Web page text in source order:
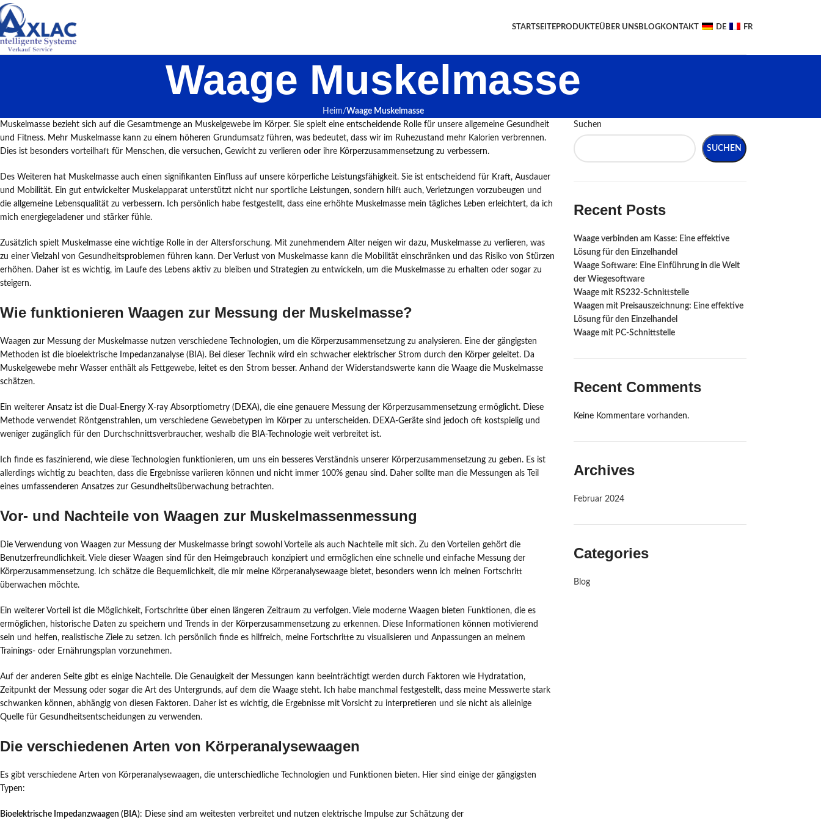
STARTSEITEPRODUKTEÜBER UNSBLOGKONTAKT DE FR
Waage Muskelmasse
Heim Waage Muskelmasse
Muskelmasse bezieht sich auf die Gesamtmenge an Muskelgewebe im Körper. Sie spielt eine entscheidende Rolle für unsere allgemeine Gesundheit
und Fitness. Mehr Muskelmasse kann zu einem höheren Grundumsatz führen, was bedeutet, dass wir im Ruhezustand mehr Kalorien verbrennen.
Dies ist besonders vorteilhaft für Menschen, die versuchen, Gewicht zu verlieren oder ihre Körperzusammensetzung zu verbessern.
Des Weiteren hat Muskelmasse auch einen signifikanten Einfluss auf unsere körperliche Leistungsfähigkeit. Sie ist entscheidend für Kraft, Ausdauer
und Mobilität. Ein gut entwickelter Muskelapparat unterstützt nicht nur sportliche Leistungen, sondern hilft auch, Verletzungen vorzubeugen und
die allgemeine Lebensqualität zu verbessern. Ich persönlich habe festgestellt, dass eine erhöhte Muskelmasse mein tägliches Leben erleichtert, da ich
mich energiegeladener und stärker fühle.
Zusätzlich spielt Muskelmasse eine wichtige Rolle in der Altersforschung. Mit zunehmendem Alter neigen wir dazu, Muskelmasse zu verlieren, was
zu einer Vielzahl von Gesundheitsproblemen führen kann. Der Verlust von Muskelmasse kann die Mobilität einschränken und das Risiko von Stürzen
erhöhen. Daher ist es wichtig, im Laufe des Lebens aktiv zu bleiben und Strategien zu entwickeln, um die Muskelmasse zu erhalten oder sogar zu
steigern.
Wie funktionieren Waagen zur Messung der Muskelmasse?
Waagen zur Messung der Muskelmasse nutzen verschiedene Technologien, um die Körperzusammensetzung zu analysieren. Eine der gängigsten
Methoden ist die bioelektrische Impedanzanalyse (BIA). Bei dieser Technik wird ein schwacher elektrischer Strom durch den Körper geleitet. Da
Muskelgewebe mehr Wasser enthält als Fettgewebe, leitet es den Strom besser. Anhand der Widerstandswerte kann die Waage die Muskelmasse
schätzen.
Ein weiterer Ansatz ist die Dual-Energy X-ray Absorptiometry (DEXA), die eine genauere Messung der Körperzusammensetzung ermöglicht. Diese
Methode verwendet Röntgenstrahlen, um verschiedene Gewebetypen im Körper zu unterscheiden. DEXA-Geräte sind jedoch oft kostspielig und
weniger zugänglich für den Durchschnittsverbraucher, weshalb die BIA-Technologie weit verbreitet ist.
Ich finde es faszinierend, wie diese Technologien funktionieren, um uns ein besseres Verständnis unserer Körperzusammensetzung zu geben. Es ist
allerdings wichtig zu beachten, dass die Ergebnisse variieren können und nicht immer 100% genau sind. Daher sollte man die Messungen als Teil
eines umfassenderen Ansatzes zur Gesundheitsüberwachung betrachten.
Vor- und Nachteile von Waagen zur Muskelmassenmessung
Die Verwendung von Waagen zur Messung der Muskelmasse bringt sowohl Vorteile als auch Nachteile mit sich. Zu den Vorteilen gehört die
Benutzerfreundlichkeit. Viele dieser Waagen sind für den Heimgebrauch konzipiert und ermöglichen eine schnelle und einfache Messung der
Körperzusammensetzung. Ich schätze die Bequemlichkeit, die mir meine Körperanalysewaage bietet, besonders wenn ich meinen Fortschritt
überwachen möchte.
Ein weiterer Vorteil ist die Möglichkeit, Fortschritte über einen längeren Zeitraum zu verfolgen. Viele moderne Waagen bieten Funktionen, die es
ermöglichen, historische Daten zu speichern und Trends in der Körperzusammensetzung zu erkennen. Diese Informationen können motivierend
sein und helfen, realistische Ziele zu setzen. Ich persönlich finde es hilfreich, meine Fortschritte zu visualisieren und Anpassungen an meinem
Trainings- oder Ernährungsplan vorzunehmen.
Auf der anderen Seite gibt es einige Nachteile. Die Genauigkeit der Messungen kann beeinträchtigt werden durch Faktoren wie Hydratation,
Zeitpunkt der Messung oder sogar die Art des Untergrunds, auf dem die Waage steht. Ich habe manchmal festgestellt, dass meine Messwerte stark
schwanken können, abhängig von diesen Faktoren. Daher ist es wichtig, die Ergebnisse mit Vorsicht zu interpretieren und sie nicht als alleinige
Quelle für Gesundheitsentscheidungen zu verwenden.
Die verschiedenen Arten von Körperanalysewaagen
Es gibt verschiedene Arten von Körperanalysewaagen, die unterschiedliche Technologien und Funktionen bieten. Hier sind einige der gängigsten
Typen:
Bioelektrische Impedanzwaagen (BIA): Diese sind am weitesten verbreitet und nutzen elektrische Impulse zur Schätzung der
Suchen
SUCHEN
Recent Posts
Waage verbinden am Kasse: Eine effektive
Lösung für den Einzelhandel
Waage Software: Eine Einführung in die Welt
der Wiegesoftware
Waage mit RS232-Schnittstelle ‍
Waagen mit Preisauszeichnung: Eine effektive
Lösung für den Einzelhandel
Waage mit PC-Schnittstelle
Recent Comments
Keine Kommentare vorhanden.
Archives
Februar 2024
Categories
Blog